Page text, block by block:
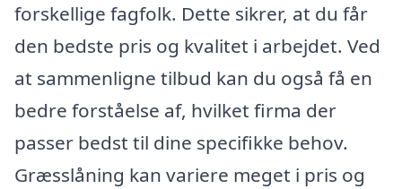
forskellige fagfolk. Dette sikrer, at du får
den bedste pris og kvalitet i arbejdet. Ved
at sammenligne tilbud kan du også få en
bedre forståelse af, hvilket firma der
passer bedst til dine specifikke behov.
Græsslåning kan variere meget i pris og